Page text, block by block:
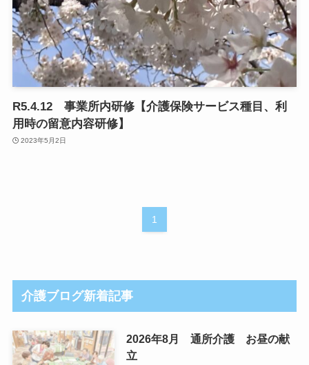
R5.4.12 事業所内研修【介護保険サービス種目、利
用時の留意内容研修】
2023年5月2日
1
介護ブログ新着記事
2026年8月 通所介護 お昼の献
立